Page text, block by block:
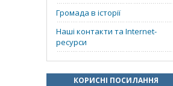
Громада в історії
Наші контакти та Internet-
ресурси
КОРИСНІ ПОСИЛАННЯ